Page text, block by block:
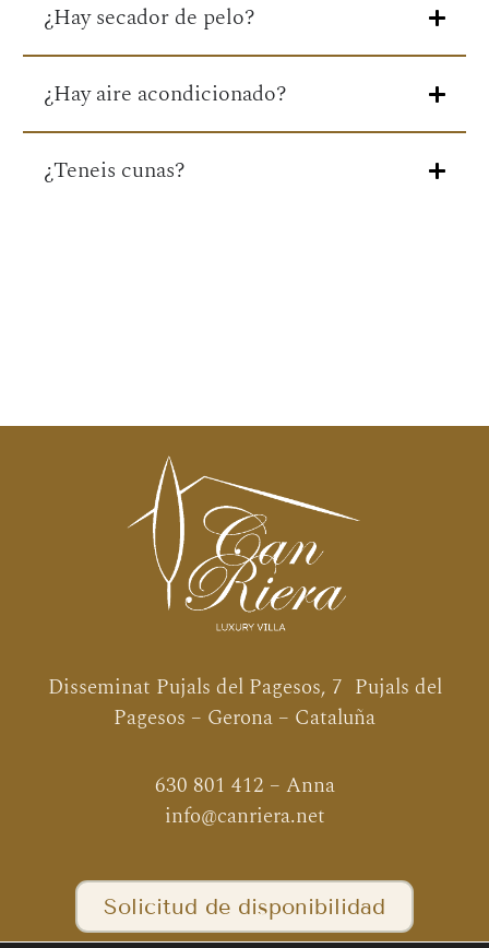
¿Hay secador de pelo?
¿Hay aire acondicionado?
¿Teneis cunas?
Disseminat Pujals del Pagesos, 7 Pujals del
Pagesos – Gerona – Cataluña
630 801 412 – Anna
info@canriera.net
Solicitud de disponibilidad